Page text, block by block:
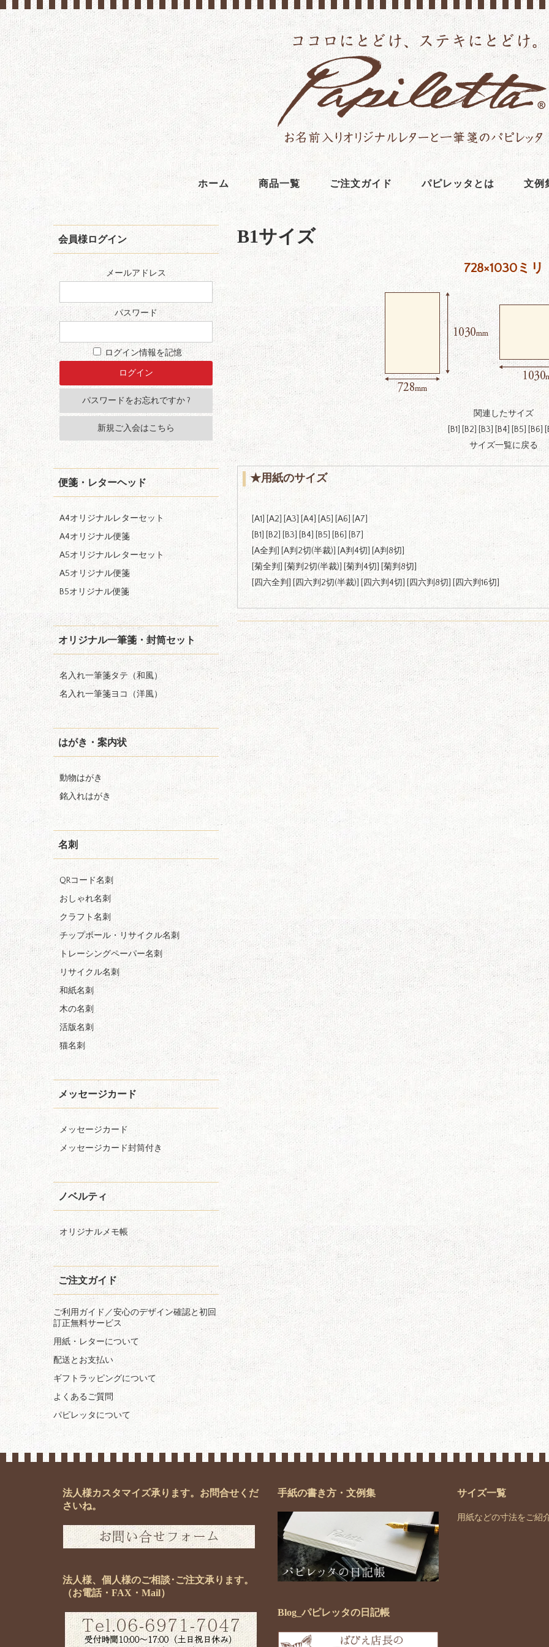
ホーム 商品一覧 ご注文ガイド パピレッタとは 文例
B1サイズ
728×1030ミリ
関連したサイズ
B1 B2 B3 B4 B5 B6
サイズ一覧に戻る
★用紙のサイズ
A1 A2 ] [ A3 A4 ] [ A5 A6 A7
B1] B2 B3 ] [B4 ] [ B5 B6 B7
A全判 A判2切(半裁) A判4切 A判8切
菊全判 菊判2切(半裁) 菊判4切 菊判8切
四六全判 四六判2切(半裁) 四六判4切 四六判8切 四六判16切
会員様ログイン
メールアドレス
パスワード
ログイン情報を記憶
パスワードをお忘れですか ?
新規ご入会はこちら
便箋・レターヘッド
A4オリジナルレターセット
A4オリジナル便箋
A5オリジナルレターセット
A5オリジナル便箋
B5オリジナル便箋
オリジナル一筆箋・封筒セット
名入れ一筆箋タテ（和風）
名入れ一筆箋ヨコ（洋風）
はがき・案内状
動物はがき
銘入れはがき
名刺
QRコード名刺
おしゃれ名刺
クラフト名刺
チップボール・リサイクル名刺
トレーシングペーパー名刺
リサイクル名刺
和紙名刺
木の名刺
活版名刺
猫名刺
メッセージカード
メッセージカード
メッセージカード封筒付き
ノベルティ
オリジナルメモ帳
ご注文ガイド
ご利用ガイド／安心のデザイン確認と初回
訂正無料サービス
用紙・レターについて
配送とお支払い
ギフトラッピングについて
よくあるご質問
パピレッタについて
法人様カスタマイズ承ります。お問合せくだ
さいね。
法人様、個人様のご相談･ご注文承ります。
（お電話・FAX・Mail）
手紙の書き方・文例集
Blog_パピレッタの日記帳
サイズ一覧
用紙などの寸法をご紹